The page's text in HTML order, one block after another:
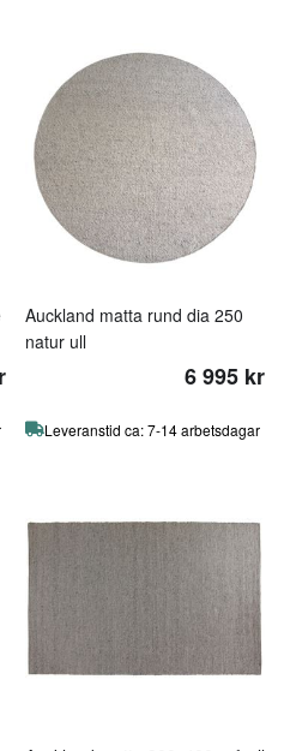
Auckland matta rund dia 250
natur ull
6 995 kr
Leveranstid ca: 7-14 arbetsdagar